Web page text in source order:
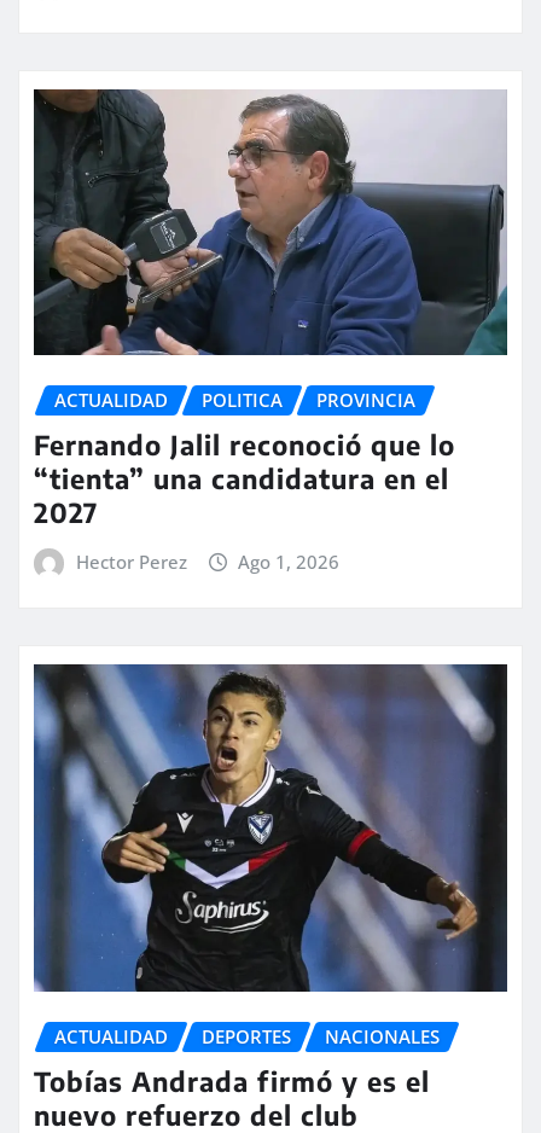
ACTUALIDAD POLITICA PROVINCIA
Fernando Jalil reconoció que lo
“tienta” una candidatura en el
2027
Hector Perez Ago 1, 2026
ACTUALIDAD DEPORTES NACIONALES
Tobías Andrada firmó y es el
nuevo refuerzo del club